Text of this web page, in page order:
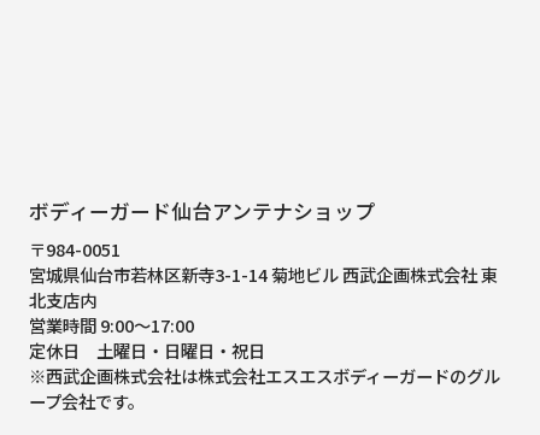
ボディーガード仙台アンテナショップ
〒984-0051
宮城県仙台市若林区新寺3-1-14 菊地ビル 西武企画株式会社 東
北支店内
営業時間 9:00～17:00
定休日 土曜日・日曜日・祝日
※西武企画株式会社は株式会社エスエスボディーガードのグル
ープ会社です。